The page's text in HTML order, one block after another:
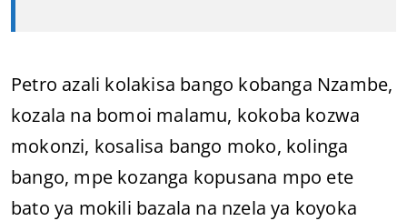
Petro azali kolakisa bango kobanga Nzambe,
kozala na bomoi malamu, kokoba kozwa
mokonzi, kosalisa bango moko, kolinga
bango, mpe kozanga kopusana mpo ete
bato ya mokili bazala na nzela ya koyoka